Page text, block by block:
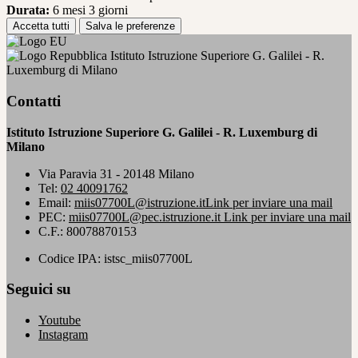
Durata: 6 mesi 3 giorni
Accetta tutti Salva le preferenze
Istituto Istruzione Superiore G. Galilei - R.
Luxemburg di Milano
Contatti
Istituto Istruzione Superiore G. Galilei - R. Luxemburg di
Milano
Via Paravia 31 - 20148 Milano
Tel: 02 40091762
Email: miis07700L@istruzione.itLink per inviare una mail
PEC: miis07700L@pec.istruzione.it Link per inviare una mail
C.F.: 80078870153
Codice IPA: istsc_miis07700L
Seguici su
Youtube
Instagram